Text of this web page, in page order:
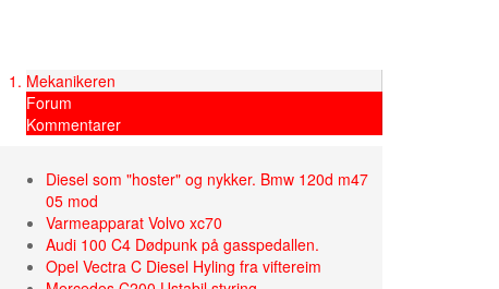
Mekanikeren
Forum
Kommentarer
Diesel som "hoster" og nykker. Bmw 120d m47
05 mod
Varmeapparat Volvo xc70
Audi 100 C4 Dødpunk på gasspedallen.
Opel Vectra C Diesel Hyling fra viftereim